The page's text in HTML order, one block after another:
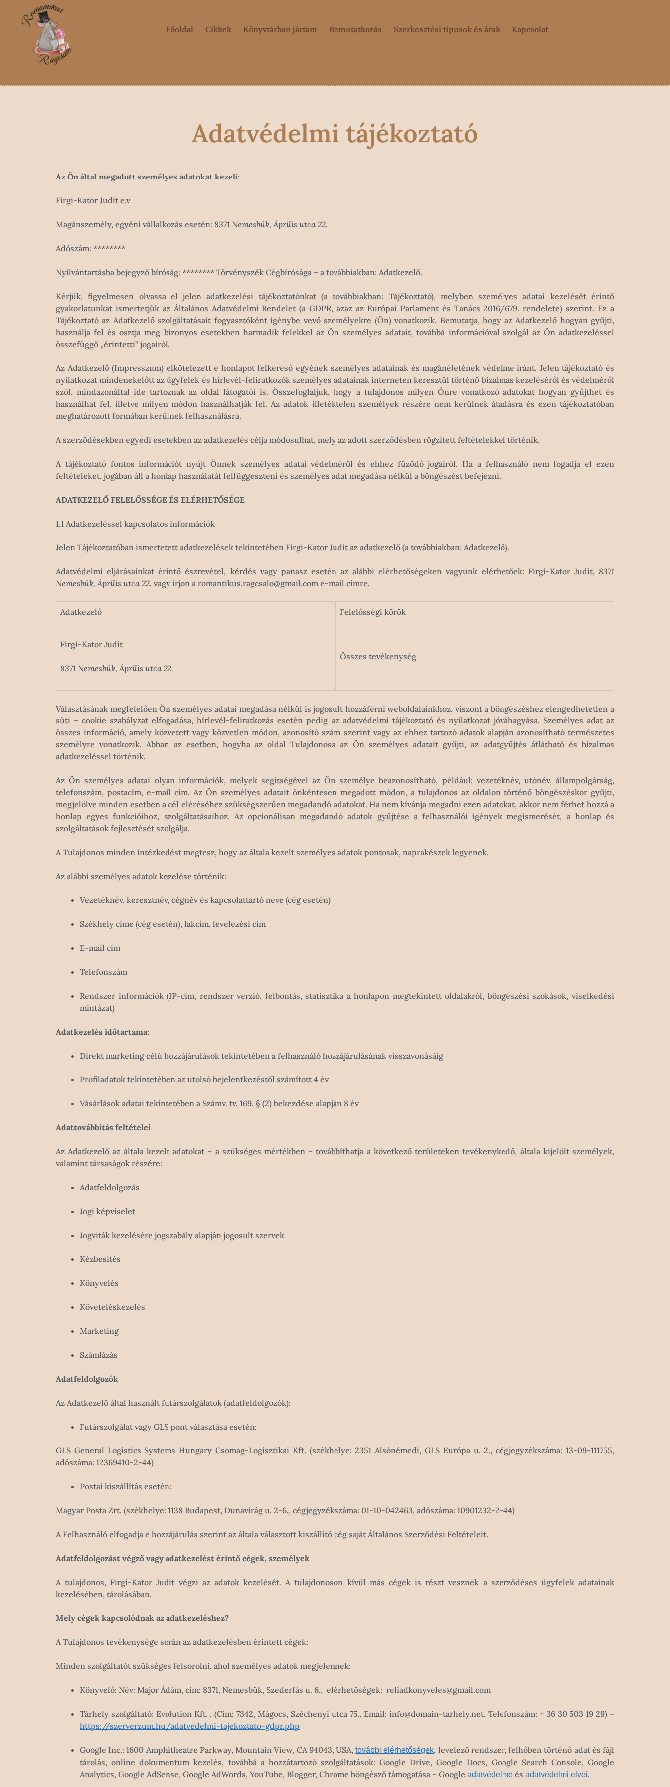
Főoldal Cikkek Könyvtárban jártam Bemutatkozás Szerkesztési típusok és árak Kapcsolat
Adatvédelmi tájékoztató
Az Ön által megadott személyes adatokat kezeli:
Firgi-Kator Judit e.v
Magánszemély, egyéni vállalkozás esetén: 8371 Nemesbük, Április utca 22.
Adószám: ********
Nyilvántartásba bejegyző bíróság: ******** Törvényszék Cégbírósága – a továbbiakban: Adatkezelő.
Kérjük, figyelmesen olvassa el jelen adatkezelési tájékoztatónkat (a továbbiakban: Tájékoztató), melyben személyes adatai kezelését érintő
gyakorlatunkat ismertetjük az Általános Adatvédelmi Rendelet (a GDPR, azaz az Európai Parlament és Tanács 2016/679. rendelete) szerint. Ez a
Tájékoztató az Adatkezelő szolgáltatásait fogyasztóként igénybe vevő személyekre (Ön) vonatkozik. Bemutatja, hogy az Adatkezelő hogyan gyűjti,
használja fel és osztja meg bizonyos esetekben harmadik felekkel az Ön személyes adatait, továbbá információval szolgál az Ön adatkezeléssel
összefüggő „érintetti” jogairól.
Az Adatkezelő (Impresszum) elkötelezett e honlapot felkereső egyének személyes adatainak és magánéletének védelme iránt. Jelen tájékoztató és
nyilatkozat mindenekelőtt az ügyfelek és hírlevél-feliratkozók személyes adatainak interneten keresztül történő bizalmas kezeléséről és védelméről
szól, mindazonáltal ide tartoznak az oldal látogatói is. Összefoglaljuk, hogy a tulajdonos milyen Önre vonatkozó adatokat hogyan gyűjthet és
használhat fel, illetve milyen módon használhatják fel. Az adatok illetéktelen személyek részére nem kerülnek átadásra és ezen tájékoztatóban
meghatározott formában kerülnek felhasználásra.
A szerződésekben egyedi esetekben az adatkezelés célja módosulhat, mely az adott szerződésben rögzített feltételekkel történik.
A tájékoztató fontos információt nyújt Önnek személyes adatai védelméről és ehhez fűződő jogairól. Ha a felhasználó nem fogadja el ezen
feltételeket, jogában áll a honlap használatát felfüggeszteni és személyes adat megadása nélkül a böngészést befejezni.
ADATKEZELŐ FELELŐSSÉGE ÉS ELÉRHETŐSÉGE
1.1 Adatkezeléssel kapcsolatos információk
Jelen Tájékoztatóban ismertetett adatkezelések tekintetében Firgi-Kator Judit az adatkezelő (a továbbiakban: Adatkezelő).
Adatvédelmi eljárásainkat érintő észrevétel, kérdés vagy panasz esetén az alábbi elérhetőségeken vagyunk elérhetőek: Firgi-Kator Judit, 8371
Nemesbük, Április utca 22. vagy írjon a romantikus.ragcsalo@gmail.com e-mail címre.
Adatkezelő Felelősségi körök
Firgi-Kator Judit
8371 Nemesbük, Április utca 22.
Összes tevékenység
Választásának megfelelően Ön személyes adatai megadása nélkül is jogosult hozzáférni weboldalainkhoz, viszont a böngészéshez elengedhetetlen a
süti – cookie szabályzat elfogadása, hírlevél-feliratkozás esetén pedig az adatvédelmi tájékoztató és nyilatkozat jóváhagyása. Személyes adat az
összes információ, amely közvetett vagy közvetlen módon, azonosító szám szerint vagy az ehhez tartozó adatok alapján azonosítható természetes
személyre vonatkozik. Abban az esetben, hogyha az oldal Tulajdonosa az Ön személyes adatait gyűjti, az adatgyűjtés átlátható és bizalmas
adatkezeléssel történik.
Az Ön személyes adatai olyan információk, melyek segítségével az Ön személye beazonosítható, például: vezetéknév, utónév, állampolgárság,
telefonszám, postacím, e-mail cím. Az Ön személyes adatait önkéntesen megadott módon, a tulajdonos az oldalon történő böngészéskor gyűjti,
megjelölve minden esetben a cél eléréséhez szükségszerűen megadandó adatokat. Ha nem kívánja megadni ezen adatokat, akkor nem férhet hozzá a
honlap egyes funkcióihoz, szolgáltatásaihoz. Az opcionálisan megadandó adatok gyűjtése a felhasználói igények megismerését, a honlap és
szolgáltatások fejlesztését szolgálja.
A Tulajdonos minden intézkedést megtesz, hogy az általa kezelt személyes adatok pontosak, naprakészek legyenek.
Az alábbi személyes adatok kezelése történik:
Vezetéknév, keresztnév, cégnév és kapcsolattartó neve (cég esetén)
Székhely címe (cég esetén), lakcím, levelezési cím
E-mail cím
Telefonszám
Rendszer információk (IP-cím, rendszer verzió, felbontás, statisztika a honlapon megtekintett oldalakról, böngészési szokások, viselkedési
mintázat)
Adatkezelés időtartama:
Direkt marketing célú hozzájárulások tekintetében a felhasználó hozzájárulásának visszavonásáig
Profiladatok tekintetében az utolsó bejelentkezéstől számított 4 év
Vásárlások adatai tekintetében a Számv. tv. 169. § (2) bekezdése alapján 8 év
Adattovábbítás feltételei
Az Adatkezelő az általa kezelt adatokat – a szükséges mértékben – továbbíthatja a következő területeken tevékenykedő, általa kijelölt személyek,
valamint társaságok részére:
Adatfeldolgozás
Jogi képviselet
Jogviták kezelésére jogszabály alapján jogosult szervek
Kézbesítés
Könyvelés
Követeléskezelés
Marketing
Számlázás
Adatfeldolgozók
Az Adatkezelő által használt futárszolgálatok (adatfeldolgozók):
Futárszolgálat vagy GLS pont választása esetén:
GLS General Logistics Systems Hungary Csomag-Logisztikai Kft. (székhelye: 2351 Alsónémedi, GLS Európa u. 2., cégjegyzékszáma: 13-09-111755,
adószáma: 12369410-2-44)
Postai kiszállítás esetén:
Magyar Posta Zrt. (székhelye: 1138 Budapest, Dunavirág u. 2-6., cégjegyzékszáma: 01-10-042463, adószáma: 10901232-2-44)
A Felhasználó elfogadja e hozzájárulás szerint az általa választott kiszállító cég saját Általános Szerződési Feltételeit.
Adatfeldolgozást végző vagy adatkezelést érintő cégek, személyek
A tulajdonos, Firgi-Kator Judit végzi az adatok kezelését. A tulajdonoson kívül más cégek is részt vesznek a szerződéses ügyfelek adatainak
kezelésében, tárolásában.
Mely cégek kapcsolódnak az adatkezeléshez?
A Tulajdonos tevékenysége során az adatkezelésben érintett cégek:
Minden szolgáltatót szükséges felsorolni, ahol személyes adatok megjelennek:
Könyvelő: Név: Major Ádám, cím: 8371, Nemesbük, Szederfás u. 6., elérhetőségek: reliadkonyveles@gmail.com
Tárhely szolgáltató: Evolution Kft. , (Cím: 7342, Mágocs, Széchenyi utca 75., Email: info@domain-tarhely.net, Telefonszám: + 36 30 503 19 29) –
https://szerverzum.hu/adatvedelmi-tajekoztato-gdpr.php
Google Inc.: 1600 Amphitheatre Parkway, Mountain View, CA 94043, USA,további elérhetőségek, levelező rendszer, felhőben történő adat és fájl
tárolás, online dokumentum kezelés, továbbá a hozzátartozó szolgáltatások: Google Drive, Google Docs, Google Search Console, Google
Analytics, Google AdSense, Google AdWords, YouTube, Blogger, Chrome böngésző támogatása – Google adatvédelme és adatvédelmi elvei.